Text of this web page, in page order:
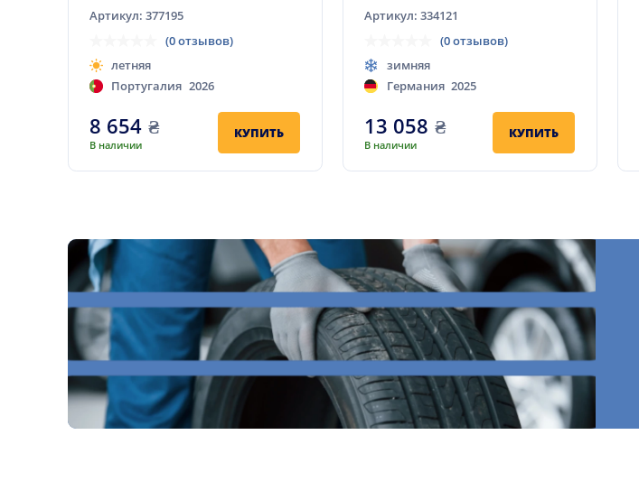
Артикул: 377195
(0 отзывов)
летняя
Португалия 2026
8 654 ₴
В наличии
КУПИТЬ
Артикул: 334121
(0 отзывов)
зимняя
Германия 2025
13 058 ₴
В наличии
КУПИТЬ